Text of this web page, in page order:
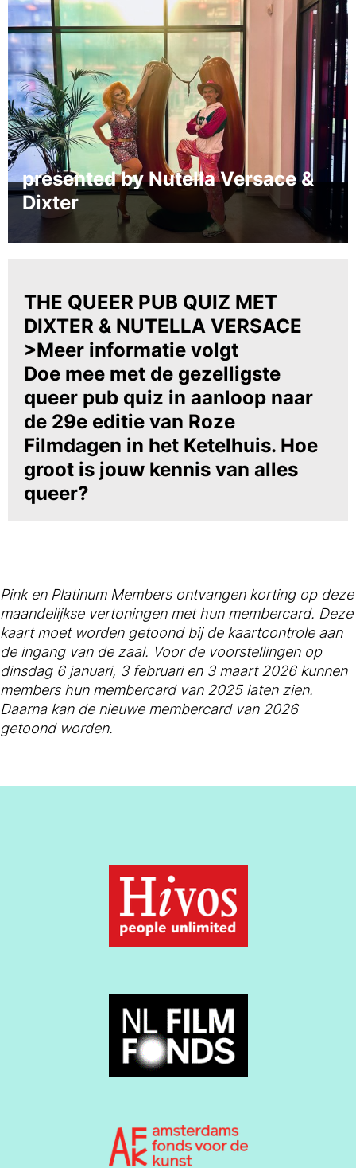
presented by Nutella Versace &
Dixter
THE QUEER PUB QUIZ MET
DIXTER & NUTELLA VERSACE
>Meer informatie volgt
Doe mee met de gezelligste
queer pub quiz in aanloop naar
de 29e editie van Roze
Filmdagen in het Ketelhuis. Hoe
groot is jouw kennis van alles
queer?
Pink en Platinum Members ontvangen korting op deze
maandelijkse vertoningen met hun membercard. Deze
kaart moet worden getoond bij de kaartcontrole aan
de ingang van de zaal. Voor de voorstellingen op
dinsdag 6 januari, 3 februari en 3 maart 2026 kunnen
members hun membercard van 2025 laten zien.
Daarna kan de nieuwe membercard van 2026
getoond worden.